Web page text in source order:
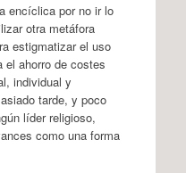
encíclica por no ir lo
otra metáfora
estigmatizar el uso
el ahorro de costes
individual y
tarde, y poco
líder religioso,
como una forma